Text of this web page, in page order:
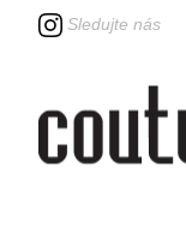
Sledujte nás